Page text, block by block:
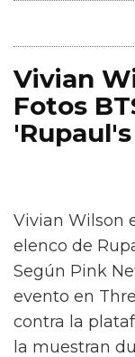
Vivian
Fotos